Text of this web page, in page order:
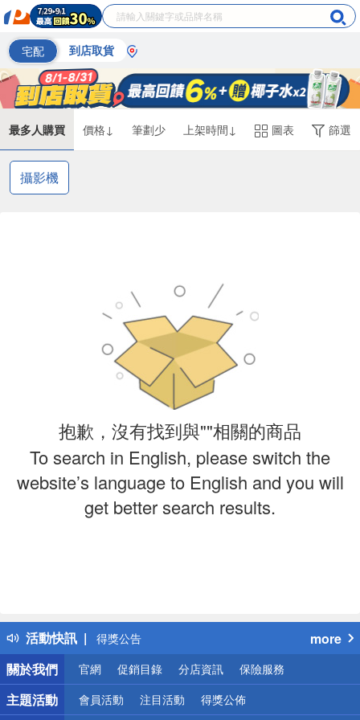
宅配 到店取貨
最多人購買 價格↓ 筆劃少 上架時間↓ 圖表 篩選
攝影機
抱歉，沒有找到與""相關的商品
To search in English, please switch the
website’s language to English and you will
get better search results.
活動快訊
詐騙網頁！請小心！
得獎公告
熱門話題
銀行優惠
偏遠地區配送
詐騙網頁！請小心！
more
關於我們
官網 促銷目錄 分店資訊 保險服務
主題活動 會員活動 注目活動 得獎公佈